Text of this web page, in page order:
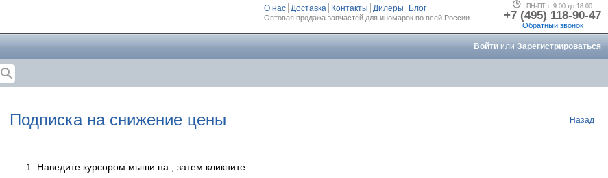
О нас Доставка Контакты Дилеры Блог
Оптовая продажа запчастей для иномарок по всей России
ПН-ПТ с 9:00 до 18:00
+7 (495) 118-90-47
Обратный звонок
Войти или Зарегистрироваться
search
Подписка на снижение цены Назад
Наведите курсором мыши на , затем кликните